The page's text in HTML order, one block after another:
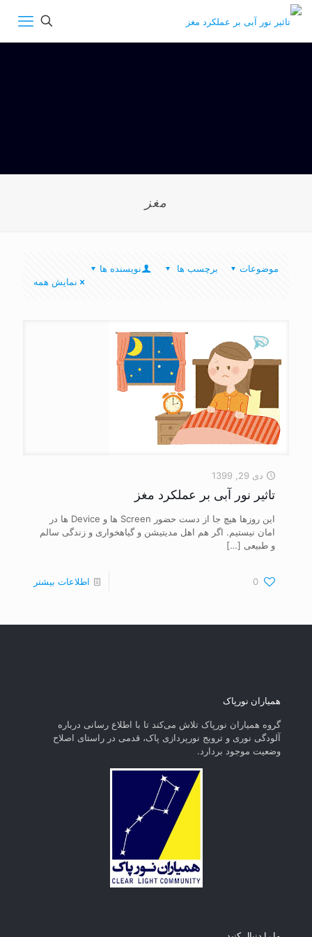
مغز
موضوعات برچسب ها
نویسنده ها
نمایش همه
دی 29, 1399
تاثیر نور آبی بر عملکرد مغز
این روزها هیچ جا از دست حضور Screen ‌ها و Device ‌ها در
امان نیستیم. اگر هم اهل مدیتیشن و گیاهخواری و زندگی سالم
و طبیعی […]
0 اطلاعات بیشتر
همیاران نورپاک
گروه همیاران نورپاک تلاش می‌کند تا با اطلاع رسانی درباره
آلودگی نوری و ترویج نورپردازی پاک، قدمی در راستای‌ اصلاح
وضعیت موجود بردارد.